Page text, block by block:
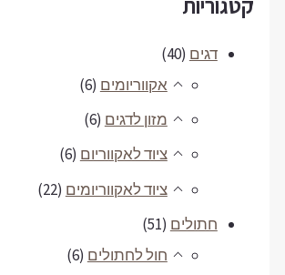
דגים(40)
אקווריומים(6)
מזון לדגים(6)
ציוד לאקווריום(6)
ציוד לאקווריומים(22)
חתולים(51)
חול לחתולים(6)